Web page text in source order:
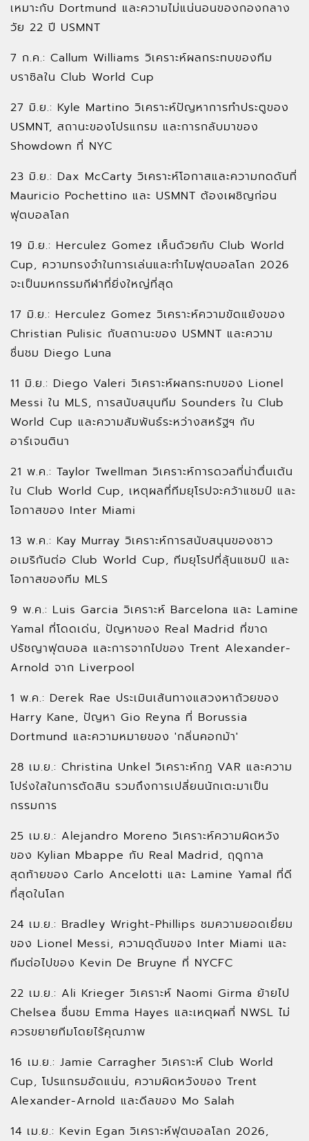
เหมาะกับ Dortmund และความไม่แน่นอนของกองกลาง
วัย 22 ปี USMNT
7 ก.ค.: Callum Williams วิเคราะห์ผลกระทบของทีม
บราซิลใน Club World Cup
27 มิ.ย.: Kyle Martino วิเคราะห์ปัญหาการทำประตูของ
USMNT, สถานะของโปรแกรม และการกลับมาของ
Showdown ที่ NYC
23 มิ.ย.: Dax McCarty วิเคราะห์โอกาสและความกดดันที่
Mauricio Pochettino และ USMNT ต้องเผชิญก่อน
ฟุตบอลโลก
19 มิ.ย.: Herculez Gomez เห็นด้วยกับ Club World
Cup, ความทรงจำในการเล่นและทำไมฟุตบอลโลก 2026
จะเป็นมหกรรมกีฬาที่ยิ่งใหญ่ที่สุด
17 มิ.ย.: Herculez Gomez วิเคราะห์ความขัดแย้งของ
Christian Pulisic กับสถานะของ USMNT และความ
ชื่นชม Diego Luna
11 มิ.ย.: Diego Valeri วิเคราะห์ผลกระทบของ Lionel
Messi ใน MLS, การสนับสนุนทีม Sounders ใน Club
World Cup และความสัมพันธ์ระหว่างสหรัฐฯ กับ
อาร์เจนตินา
21 พ.ค.: Taylor Twellman วิเคราะห์การดวลที่น่าตื่นเต้น
ใน Club World Cup, เหตุผลที่ทีมยุโรปจะคว้าแชมป์ และ
โอกาสของ Inter Miami
13 พ.ค.: Kay Murray วิเคราะห์การสนับสนุนของชาว
อเมริกันต่อ Club World Cup, ทีมยุโรปที่ลุ้นแชมป์ และ
โอกาสของทีม MLS
9 พ.ค.: Luis Garcia วิเคราะห์ Barcelona และ Lamine
Yamal ที่โดดเด่น, ปัญหาของ Real Madrid ที่ขาด
ปรัชญาฟุตบอล และการจากไปของ Trent Alexander-
Arnold จาก Liverpool
1 พ.ค.: Derek Rae ประเมินเส้นทางแสวงหาถ้วยของ
Harry Kane, ปัญหา Gio Reyna ที่ Borussia
Dortmund และความหมายของ 'กลิ่นคอกม้า'
28 เม.ย.: Christina Unkel วิเคราะห์กฎ VAR และความ
โปร่งใสในการตัดสิน รวมถึงการเปลี่ยนนักเตะมาเป็น
กรรมการ
25 เม.ย.: Alejandro Moreno วิเคราะห์ความผิดหวัง
ของ Kylian Mbappe กับ Real Madrid, ฤดูกาล
สุดท้ายของ Carlo Ancelotti และ Lamine Yamal ที่ดี
ที่สุดในโลก
24 เม.ย.: Bradley Wright-Phillips ชมความยอดเยี่ยม
ของ Lionel Messi, ความดุดันของ Inter Miami และ
ทีมต่อไปของ Kevin De Bruyne ที่ NYCFC
22 เม.ย.: Ali Krieger วิเคราะห์ Naomi Girma ย้ายไป
Chelsea ชื่นชม Emma Hayes และเหตุผลที่ NWSL ไม่
ควรขยายทีมโดยไร้คุณภาพ
16 เม.ย.: Jamie Carragher วิเคราะห์ Club World
Cup, โปรแกรมอัดแน่น, ความผิดหวังของ Trent
Alexander-Arnold และดีลของ Mo Salah
14 เม.ย.: Kevin Egan วิเคราะห์ฟุตบอลโลก 2026,